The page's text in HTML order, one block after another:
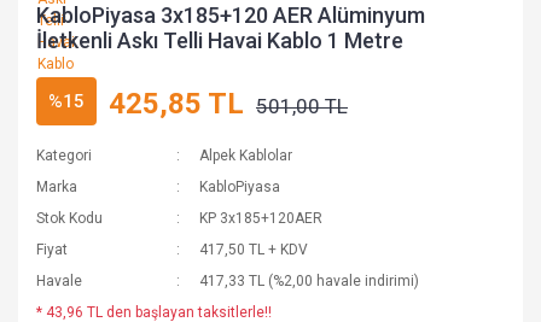
KabloPiyasa 3x185+120 AER Alüminyum
İletkenli Askı Telli Havai Kablo 1 Metre
%15 425,85 TL 501,00 TL
Kategori
Alpek Kablolar
Marka
KabloPiyasa
Stok Kodu
KP 3x185+120AER
Fiyat
417,50 TL + KDV
Havale
417,33 TL (%2,00 havale indirimi)
* 43,96 TL den başlayan taksitlerle!!